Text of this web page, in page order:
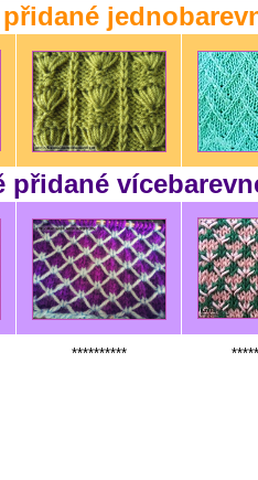
přidané
přidané
**********